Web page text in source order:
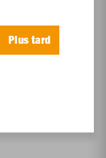
Plus tard